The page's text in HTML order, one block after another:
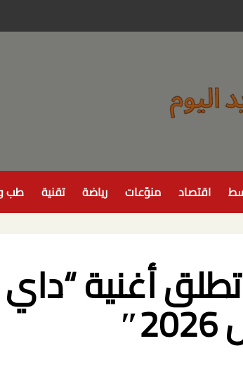
اقتصاد منوّعات رياضة تقنية طب
تطلق أغنية